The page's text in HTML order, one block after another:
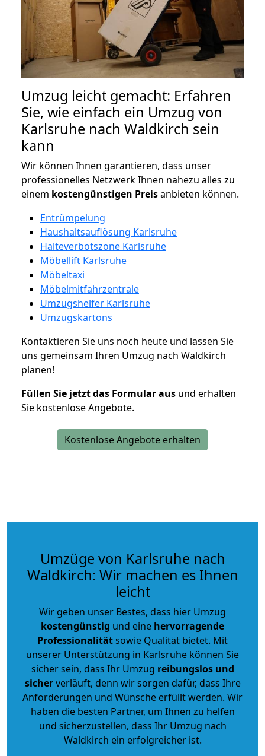
Umzug leicht gemacht: Erfahren
Sie, wie einfach ein Umzug von
Karlsruhe nach Waldkirch sein
kann
Wir können Ihnen garantieren, dass unser
professionelles Netzwerk Ihnen nahezu alles zu
einem kostengünstigen Preisanbieten können.
Entrümpelung
Haushaltsauflösung Karlsruhe
Halteverbotszone Karlsruhe
Möbellift Karlsruhe
Möbeltaxi
Möbelmitfahrzentrale
Umzugshelfer Karlsruhe
Umzugskartons
Kontaktieren Sie uns noch heute und lassen Sie
uns gemeinsam Ihren Umzug nach Waldkirch
planen!
Füllen Sie jetzt das Formular aus und erhalten
Sie kostenlose Angebote.
Kostenlose Angebote erhalten
Umzüge von Karlsruhe nach
Waldkirch: Wir machen es Ihnen
leicht
Wir geben unser Bestes, dass hier Umzug
kostengünstig und eine hervorragende
Professionalitätsowie Qualität bietet. Mit
unserer Unterstützung in Karlsruhe können Sie
sicher sein, dass Ihr Umzug reibungslos und
sicherverläuft, denn wir sorgen dafür, dass Ihre
Anforderungen und Wünsche erfüllt werden. Wir
haben die besten Partner, um Ihnen zu helfen
und sicherzustellen, dass Ihr Umzug nach
Waldkirch ein erfolgreicher ist.